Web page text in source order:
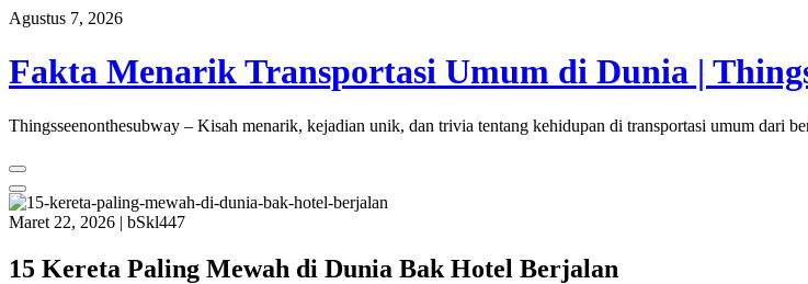
Skip
content
Agustus 7, 2026
Fakta Menarik Transportasi Umum di Dunia |
Thingsseenonthesubway – Kisah menarik, kejadian unik, dan trivia tentang kehidupan di transportasi umum dari
Maret 22, 2026 | bSkl447
15 Kereta Paling Mewah di Dunia Bak Hotel Berjalan